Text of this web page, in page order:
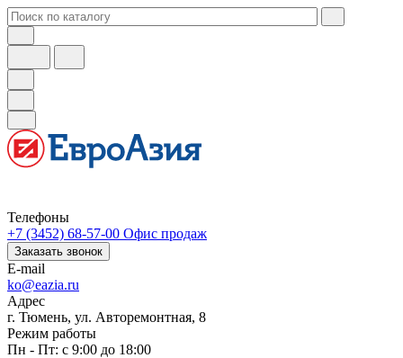
Телефоны
+7 (3452) 68-57-00 Офис продаж
Заказать звонок
E-mail
ko@eazia.ru
Адрес
г. Тюмень, ул. Авторемонтная, 8
Режим работы
Пн - Пт: с 9:00 до 18:00